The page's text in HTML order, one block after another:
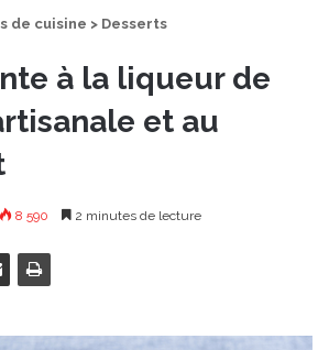
de cuisine > Desserts
à la liqueur de
et au
8 590 2 minutes de lecture